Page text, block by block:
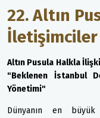
22. Altın
Altın Pusula Halkla
"Beklenen İstanbul
Yönetimi"
Dünyanın en